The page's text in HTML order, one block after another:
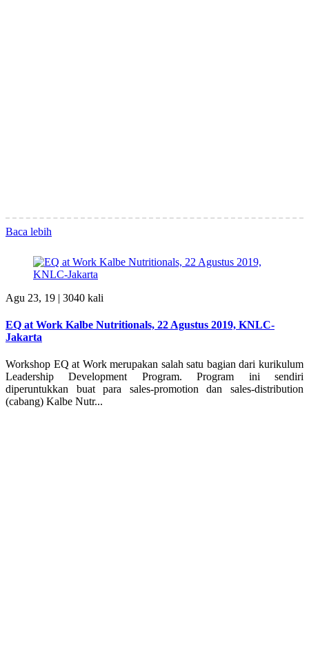
Baca lebih
Agu 23, 19 | 3040 kali
EQ at Work Kalbe Nutritionals, 22 Agustus 2019, KNLC-
Jakarta
Workshop EQ at Work merupakan salah satu bagian dari kurikulum
Leadership Development Program. Program ini sendiri
diperuntukkan buat para sales-promotion dan sales-distribution
(cabang) Kalbe Nutr...